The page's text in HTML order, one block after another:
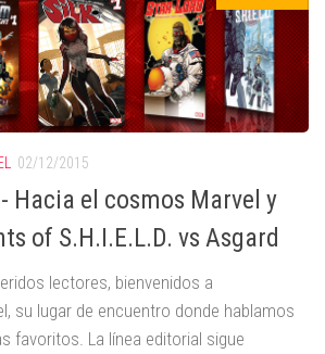
02/12/2015
Hacia el cosmos Marvel y
of S.H.I.E.L.D. vs Asgard
lectores, bienvenidos a
su lugar de encuentro donde hablamos
favoritos. La línea editorial sigue